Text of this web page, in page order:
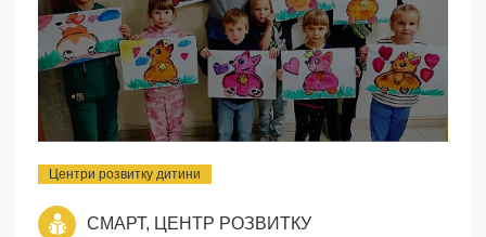
Центри розвитку дитини
СМАРТ, ЦЕНТР РОЗВИТКУ